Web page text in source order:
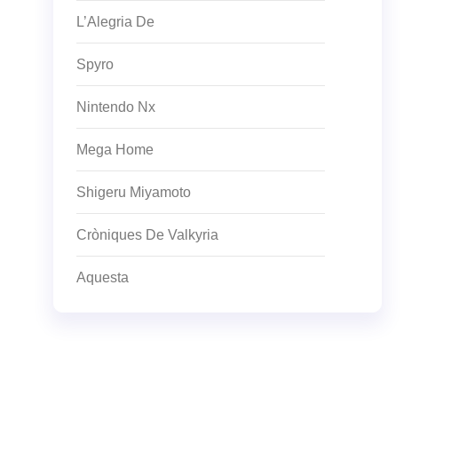
L’Alegria De
Spyro
Nintendo Nx
Mega Home
Shigeru Miyamoto
Cròniques De Valkyria
Aquesta